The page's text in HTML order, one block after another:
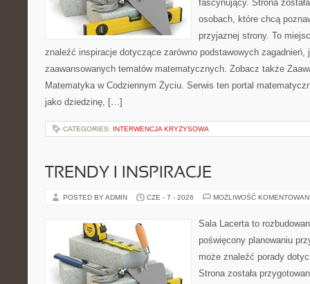
fascynujący. Strona
osobach, które chcą
przyjaznej strony. To
znaleźć inspiracje dotyczące zarówno podstawowych zagadnień,
zaawansowanych tematów matematycznych. Zobacz także
Matematyka w Codziennym Życiu. Serwis ten portal
jako dziedzinę, […]
CATEGORIES: INTERWENCJA KRYZYSOWA
TRENDY I INSPIRACJE
POSTED BY ADMIN CZE - 7 - 2026 MOŻLIWOŚĆ
Sala Lacerta to
poświęcony planowaniu
może znaleźć porady
Strona została